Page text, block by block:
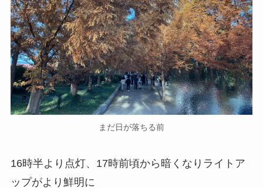
まだ日が落ちる前
16時半より点灯、17時前頃から暗くなりライトア
ップがより鮮明に